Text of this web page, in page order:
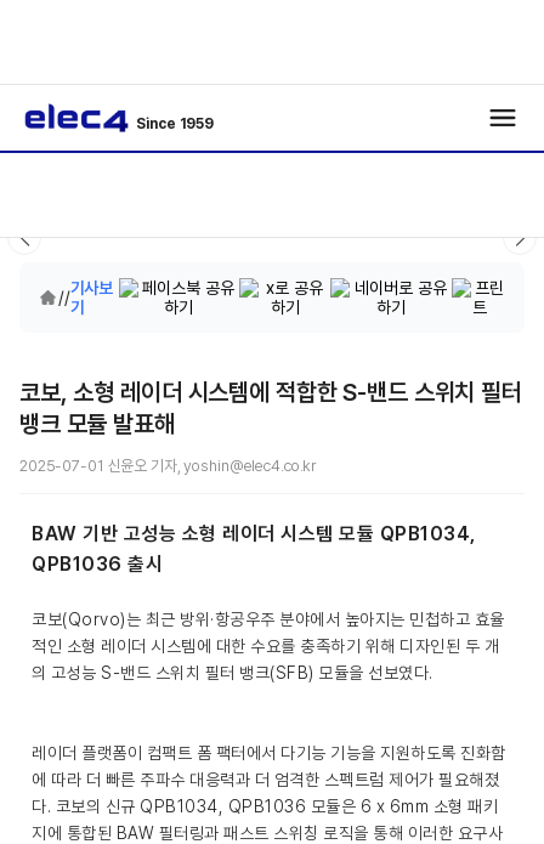
Since 1959
//기사보
기
코보, 소형 레이더 시스템에 적합한 S-밴드 스위치 필터
뱅크 모듈 발표해
2025-07-01 신윤오 기자, yoshin@elec4.co.kr
BAW 기반 고성능 소형 레이더 시스템 모듈 QPB1034,
QPB1036 출시
코보(Qorvo)는 최근 방위·항공우주 분야에서 높아지는 민첩하고 효율
적인 소형 레이더 시스템에 대한 수요를 충족하기 위해 디자인된 두 개
의 고성능 S-밴드 스위치 필터 뱅크(SFB) 모듈을 선보였다.
레이더 플랫폼이 컴팩트 폼 팩터에서 다기능 기능을 지원하도록 진화함
에 따라 더 빠른 주파수 대응력과 더 엄격한 스펙트럼 제어가 필요해졌
다. 코보의 신규 QPB1034, QPB1036 모듈은 6 x 6mm 소형 패키
지에 통합된 BAW 필터링과 패스트 스위칭 로직을 통해 이러한 요구사